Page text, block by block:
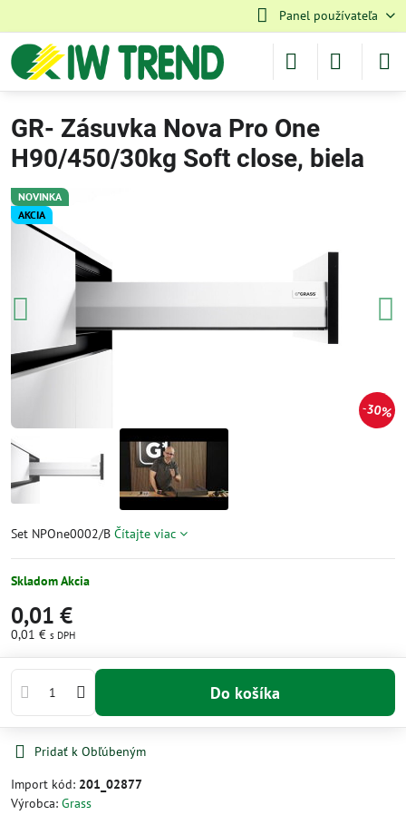
Panel používateľa
NOVINKA
AKCIA
30%
GR- Zásuvka Nova Pro One
H90/450/30kg Soft close, biela
Set NPOne0002/B Čítajte viac
Skladom Akcia
0,01 €
0,01 € s DPH
Do košíka
Pridať k Obľúbeným
Import kód: 201_02877
Výrobca: Grass